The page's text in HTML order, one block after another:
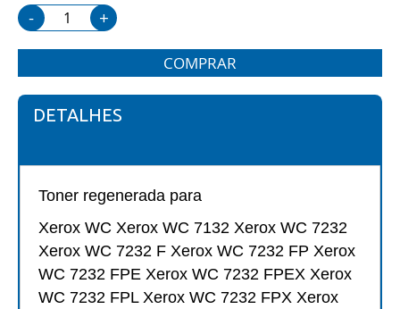
- +
COMPRAR
DETALHES
Toner regenerada para
Xerox WC Xerox WC 7132 Xerox WC 7232
Xerox WC 7232 F Xerox WC 7232 FP Xerox
WC 7232 FPE Xerox WC 7232 FPEX Xerox
WC 7232 FPL Xerox WC 7232 FPX Xerox